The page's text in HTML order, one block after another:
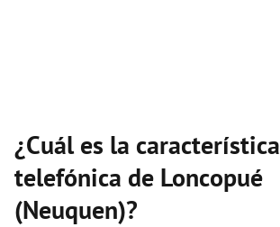
¿Cuál es la característica
telefónica de Loncopué
(Neuquen)?